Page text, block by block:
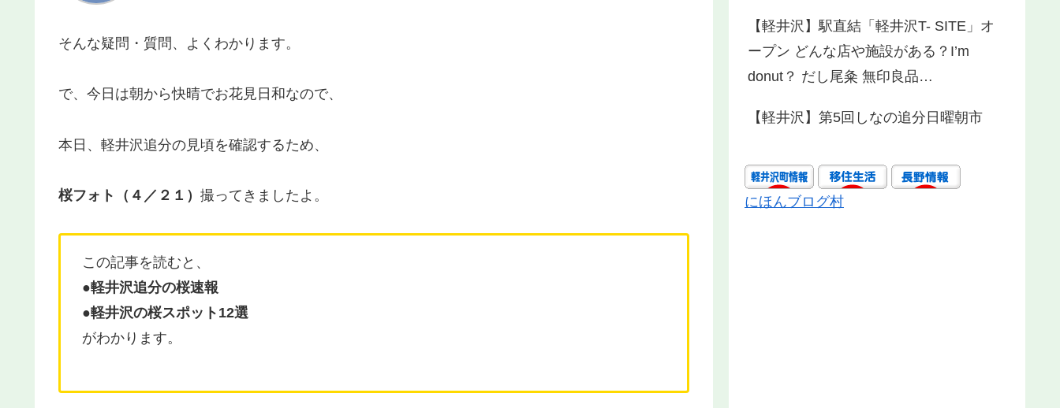
そんな疑問・質問、よくわかります。
で、今日は朝から快晴でお花見日和なので、
本日、軽井沢追分の見頃を確認するため、
桜フォト（４／２１） 撮ってきましたよ。
この記事を読むと、
●軽井沢追分の桜速報
●軽井沢の桜スポット12選
がわかります。
【軽井沢】駅直結「軽井沢T- SITE」オ
ープン どんな店や施設がある？I’m
donut？ だし尾粂 無印良品…
【軽井沢】第5回しなの追分日曜朝市
にほんブログ村